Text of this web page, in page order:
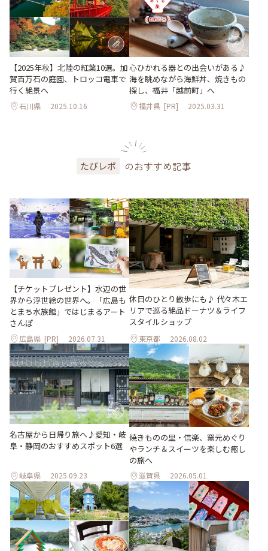
【2025年秋】北陸の紅葉10選。加
賀百万石の庭園、トロッコ電車で
行く絶景へ
石川県 2025.10.16
心ひかれる器との出会いがある♪
海を眺めながら海鮮丼、焼きもの
探し、福井「越前町」へ
福井県 [PR] 2025.03.31
たびレポ のおすすめ記事
【チケットプレゼント】水辺の世
界から浮世絵の世界へ。「広島も
とまち水族館」ではじまるアート
さんぽ
広島県 [PR] 2026.07.31
休日のひとり散歩にも♪ 代々木エ
リアで巡る絶品ドーナツ＆ライフ
スタイルショップ
東京都 2026.08.02
名古屋から日帰り旅へ♪愛知・岐
阜・静岡のおすすめスポット6選
岐阜県 2025.09.23
焼きものの里・信楽、窯元めぐり
やランチ＆スイーツを楽しむ癒し
の旅へ
滋賀県 2026.05.01